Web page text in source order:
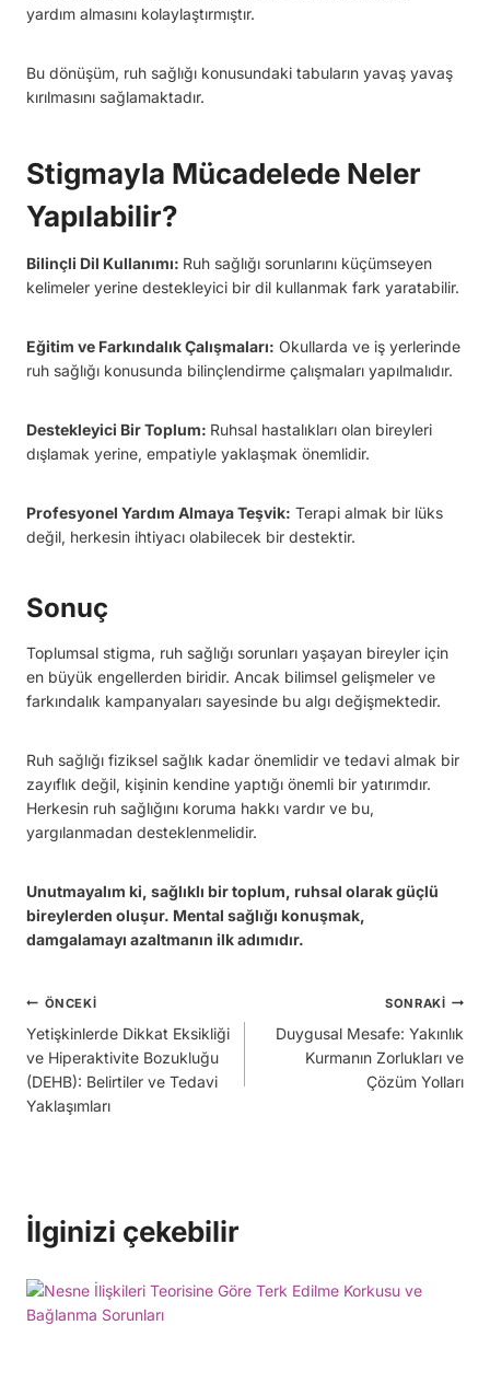
yardım almasını kolaylaştırmıştır.
Bu dönüşüm, ruh sağlığı konusundaki tabuların yavaş yavaş
kırılmasını sağlamaktadır.
Stigmayla Mücadelede Neler
Yapılabilir?
Bilinçli Dil Kullanımı: Ruh sağlığı sorunlarını küçümseyen
kelimeler yerine destekleyici bir dil kullanmak fark yaratabilir.
Eğitim ve Farkındalık Çalışmaları: Okullarda ve iş yerlerinde
ruh sağlığı konusunda bilinçlendirme çalışmaları yapılmalıdır.
Destekleyici Bir Toplum: Ruhsal hastalıkları olan bireyleri
dışlamak yerine, empatiyle yaklaşmak önemlidir.
Profesyonel Yardım Almaya Teşvik: Terapi almak bir lüks
değil, herkesin ihtiyacı olabilecek bir destektir.
Sonuç
Toplumsal stigma, ruh sağlığı sorunları yaşayan bireyler için
en büyük engellerden biridir. Ancak bilimsel gelişmeler ve
farkındalık kampanyaları sayesinde bu algı değişmektedir.
Ruh sağlığı fiziksel sağlık kadar önemlidir ve tedavi almak bir
zayıflık değil, kişinin kendine yaptığı önemli bir yatırımdır.
Herkesin ruh sağlığını koruma hakkı vardır ve bu,
yargılanmadan desteklenmelidir.
Unutmayalım ki, sağlıklı bir toplum, ruhsal olarak güçlü
bireylerden oluşur. Mental sağlığı konuşmak,
damgalamayı azaltmanın ilk adımıdır.
Yazı
gezinmesi
ÖNCEKI
Yetişkinlerde Dikkat Eksikliği
ve Hiperaktivite Bozukluğu
(DEHB): Belirtiler ve Tedavi
Yaklaşımları
SONRAKI
Duygusal Mesafe: Yakınlık
Kurmanın Zorlukları ve
Çözüm Yolları
İlginizi çekebilir